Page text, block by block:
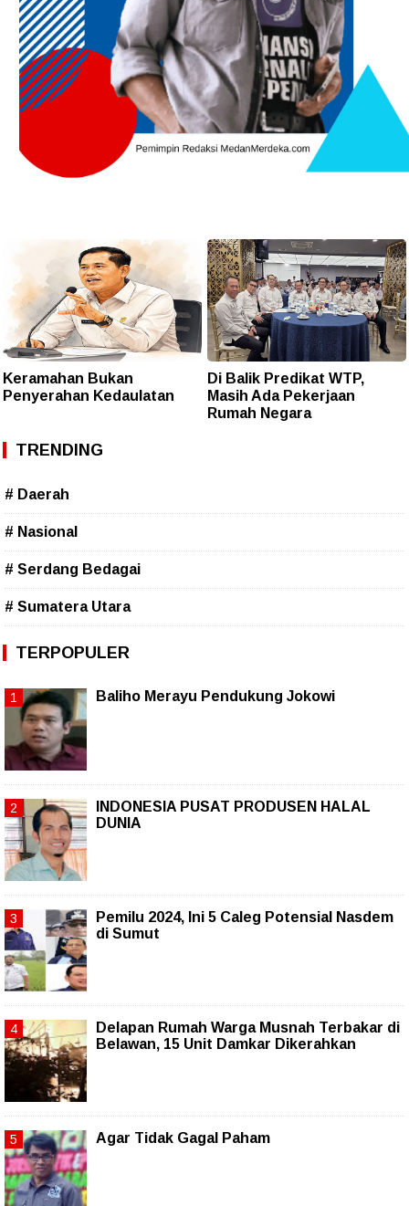
Keramahan Bukan
Penyerahan Kedaulatan
Di Balik Predikat WTP,
Masih Ada Pekerjaan
Rumah Negara
TRENDING
# Daerah
# Nasional
# Serdang Bedagai
# Sumatera Utara
TERPOPULER
Baliho Merayu Pendukung Jokowi
INDONESIA PUSAT PRODUSEN HALAL
DUNIA
Pemilu 2024, Ini 5 Caleg Potensial Nasdem
di Sumut
Delapan Rumah Warga Musnah Terbakar di
Belawan, 15 Unit Damkar Dikerahkan
Agar Tidak Gagal Paham